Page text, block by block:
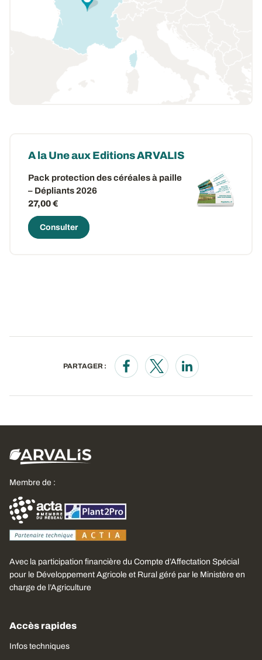
A la Une aux Editions ARVALIS
Pack protection des céréales à paille
– Dépliants 2026
27,00 €
Consulter
PARTAGER :
Opens in a new window
Opens in a new window
Opens in a new
Membre de :
Avec la participation financière du Compte d’Affectation Spécial
pour le Développement Agricole et Rural géré par le Ministère en
charge de l’Agriculture
Accès rapides
Infos techniques